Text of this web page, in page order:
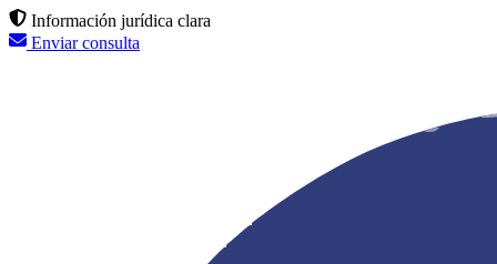
Información jurídica clara
Enviar consulta